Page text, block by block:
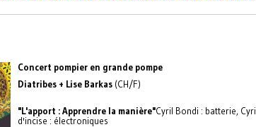
Concert pompier en grande pompe
Diatribes + Lise Barkas (CH/F)
"L'apport : Apprendre la manière"Cyril Bondi : batterie,
d'incise : électroniques